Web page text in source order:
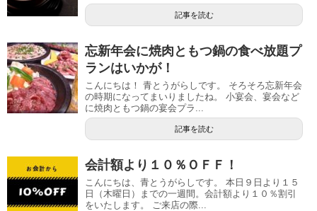
記事を読む
忘新年会に焼肉ともつ鍋の食べ放題プ
ランはいかが！
こんにちは！ 青とうがらしです。 そろそろ忘新年会
の時期になってまいりましたね。 小宴会、宴会など
に焼肉ともつ鍋の宴会プラ...
記事を読む
会計額より１０％ＯＦＦ！
こんにちは、青とうがらしです。 本日９日より１５
日（木曜日）までの一週間。会計額より１０％割引
をいたします。 ご来店の際...